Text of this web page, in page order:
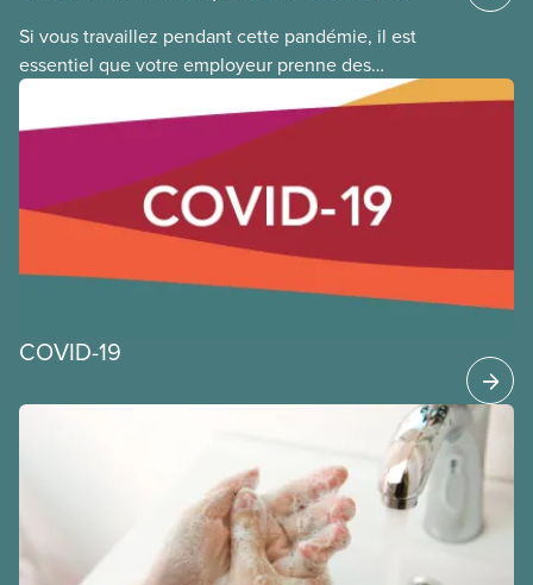
Si vous travaillez pendant cette pandémie, il est
essentiel que votre employeur prenne des
précautions supplémentaires en matière de santé
et de sécurité pour limiter votre exposition au virus
qui cause la COVID-19. Cela s’applique que vous
retourniez dans votre lieu de travail ou que vous ne
l’ayez jamais quitté. Vous trouverez ci-dessous des
orientations générales et de bonnes pratiques que
les membres du SCFP peuvent appliquer au travail
pendant cette pandémie de COVID-19.
COVID-19